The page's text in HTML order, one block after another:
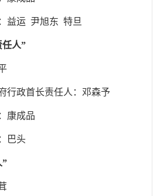
：益运 尹旭东 特旦
任人”
行政首长责任人 ：邓森予
：康成品
：巴头
”